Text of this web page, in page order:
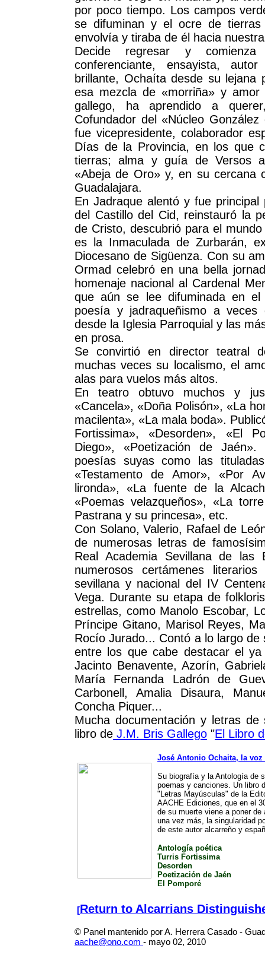
por poco tiempo. Los campos
se difuminan y el ocre de
envolvía y tiraba de él hacia
Decide regresar y
conferenciante, ensayista,
brillante, Ochaíta desde su lejana
esa mezcla de «morriña» y
gallego, ha aprendido a
Cofundador del «Núcleo
fue vicepresidente, colaborador
Días de la Provincia, en los que
tierras; alma y guía de Versos
«Abeja de Oro» y, en su cercana
Guadalajara.
En Jadraque alentó y fue
del Castillo del Cid, reinstauró la
de Cristo, descubrió para el
es la Inmaculada de Zurbarán,
Diocesano de Sigüenza. Con su
Ormad celebró en una bella
homenaje nacional al Cardenal
que aún se lee difuminada en
poesía y jadraqueñismo a
desde la Iglesia Parroquial y las
en prosa.
Se convirtió en director teatral
muchas veces su localismo, el
alas para vuelos más altos.
En teatro obtuvo muchos y
«Cancela», «Doña Polisón», «La
macilenta», «La mala boda».
Fortissima», «Desorden», «El
Diego», «Poetización de
poesías suyas como las
«Testamento de Amor», «Por
lironda», «La fuente de la
«Poemas velazqueños», «La
Pastrana y su princesa», etc.
Con Solano, Valerio, Rafael de
de numerosas letras de
Real Academia Sevillana de
numerosos certámenes
sevillana y nacional del IV
Vega. Durante su etapa de
estrellas, como Manolo Escobar,
Príncipe Gitano, Marisol Reyes,
Rocío Jurado... Contó a lo largo
entre los que cabe destacar el
Jacinto Benavente, Azorín,
María Fernanda Ladrón de
Carbonell, Amalia Disaura,
Concha Piquer...
Mucha documentación y letras
libro de J.M. Bris Gallego "El Libro
José Antonio Ochaita, la
Su biografía y la Antología de
poemas y canciones. Un libro
"Letras Mayúsculas" de la
AACHE Ediciones, que en el
de su muerte viene a poner de
una vez más, la singularidad
de este autor alcarreño y
Antología poética
Turris Fortissima
Desorden
Poetización de Jaén
El Pomporé
[Return to Alcarrians
© Panel mantenido por A. Herrera Casado -
aache@ono.com - mayo 02, 2010